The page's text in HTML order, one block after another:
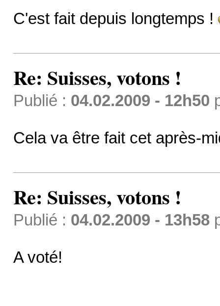
C'est fait depuis longtemps !
Re: Suisses, votons !
Publié : 04.02.2009 - 12h50
Cela va être fait cet après-
Re: Suisses, votons !
Publié : 04.02.2009 - 13h58
A voté!